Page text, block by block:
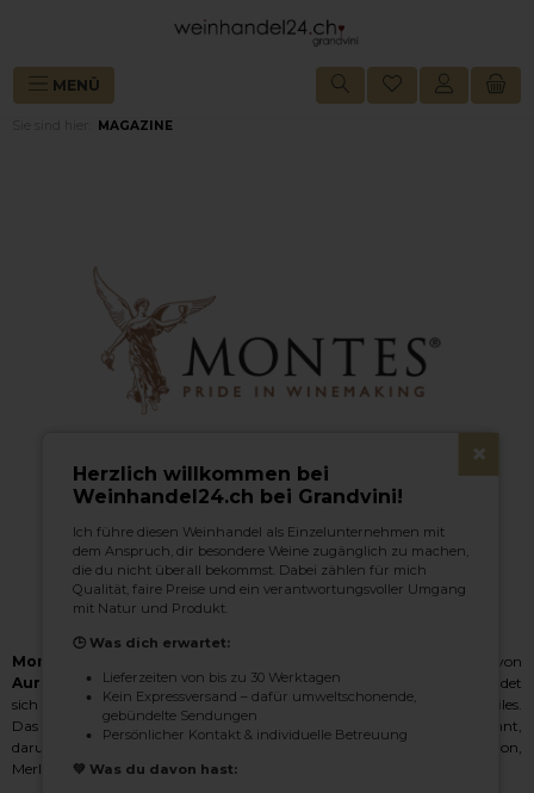
MENÜ
MAGAZINE
Montes
Montes
Winery ist ein angesehenes chilenisches Weingut, das 1988 von
Aurelio Montes und Douglas Murraygegründet wurde. Es befindet
sich im
Colchagua-Tal, einer der renommiertesten Weinregionen Chiles.
Das Weingut ist für die Herstellung von Qualitätsweinen bekannt,
darunter der
, ein Verschnitt aus Cabernet Sauvignon,
Merlot, Cabernet Franc und Petit Verdot.
×
Herzlich willkommen bei
Weinhandel24.ch bei Grandvini!
Ich führe diesen Weinhandel als Einzelunternehmen mit
dem Anspruch, dir besondere Weine zugänglich zu machen,
die du nicht überall bekommst. Dabei zählen für mich
Qualität, faire Preise und ein verantwortungsvoller Umgang
mit Natur und Produkt.
🕒 Was dich erwartet:
Lieferzeiten von bis zu 30 Werktagen
Kein Expressversand – dafür umweltschonende,
gebündelte Sendungen
Persönlicher Kontakt & individuelle Betreuung
💚 Was du davon hast: